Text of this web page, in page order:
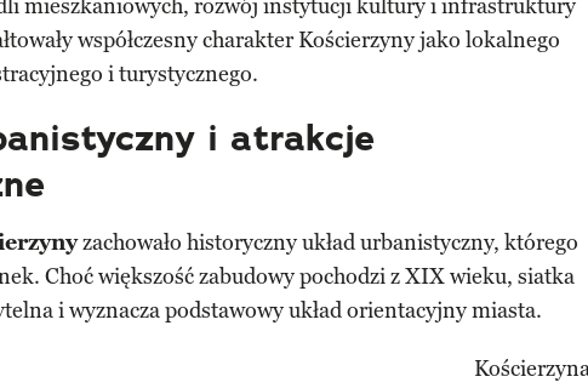
mieszkaniowych, rozwój instytucji kultury i infrastruktury
współczesny charakter Kościerzyny jako lokalnego
i turystycznego.
i atrakcje
zachowało historyczny układ urbanistyczny, którego
Choć większość zabudowy pochodzi z XIX wieku, siatka
i wyznacza podstawowy układ orientacyjny miasta.